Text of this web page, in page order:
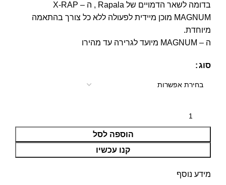
בדומה לשאר הדמויים של Rapala , ה – X-RAP
MAGNUM מוכן מיידית לפעולה ללא כל צורך בהתאמה
מיוחדת.
ה – MAGNUM מיועד לגרירה עד מהירו
סוג
הוספה לסל
קנו עכשיו
מידע נוסף